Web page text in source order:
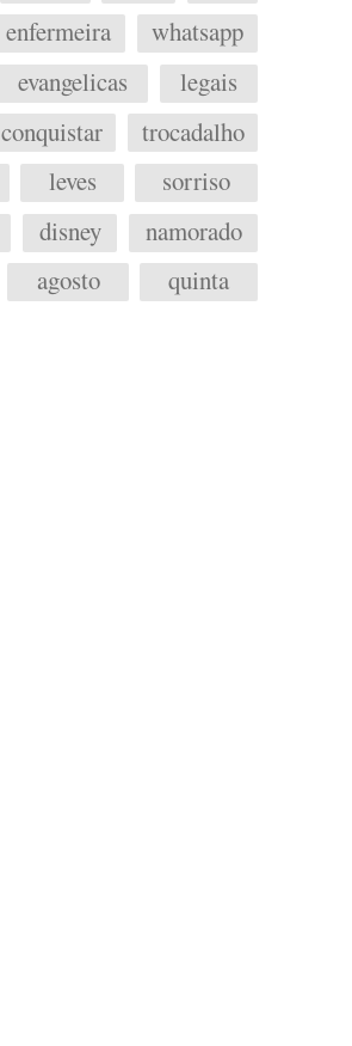
enfermeira
whatsapp
evangelicas
legais
conquistar
trocadalho
leves
sorriso
disney
namorado
agosto quinta